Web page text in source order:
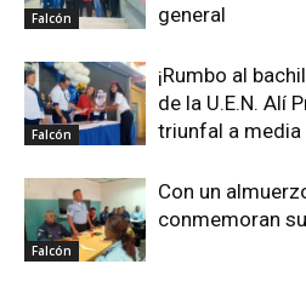
Falcón
general
Falcón
¡Rumbo al
de la U.E.N. Alí
triunfal a media
Falcón
Con un
conmemoran